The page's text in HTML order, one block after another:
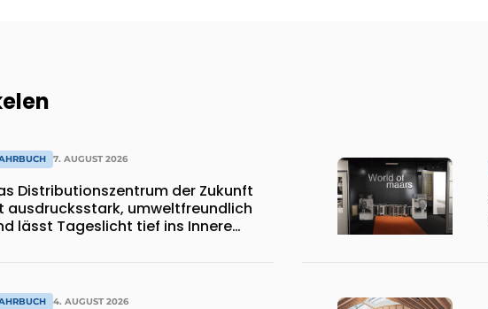
7. AUGUST 2026
Distributionszentrum der Zukunft
ausdrucksstark, umweltfreundlich
lässt Tageslicht tief ins Innere
4. AUGUST 2026